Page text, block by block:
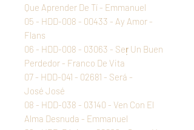
Que Aprender De Tí - Emmanuel
05 - HDD-008 - 00433 - Ay Amor -
Flans
06 - HDD-008 - 03063 - Ser̩ Un Buen
Perdedor - Franco De Vita
07 - HDD-041 - 02681 - Será -
José José
08 - HDD-038 - 03140 - Ven Con El
Alma Desnuda - Emmanuel